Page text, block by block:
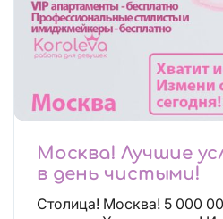
Москва! Лучшие
в день чистыми!
Столица! Москва! 5 000